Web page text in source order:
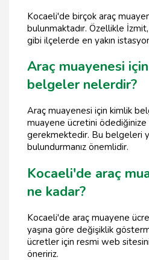
Kocaeli'de birçok araç
bulunmaktadır. Özellikle
gibi ilçelerde en yakın
Araç muayenesi
belgeler nelerdir?
Araç muayenesi için kimlik
muayene ücretini
gerekmektedir. Bu belgeleri
bulundurmanız önemlidir.
Kocaeli'de araç
ne kadar?
Kocaeli'de araç muayene
yaşına göre değişiklik
ücretler için resmi web
öneririz.